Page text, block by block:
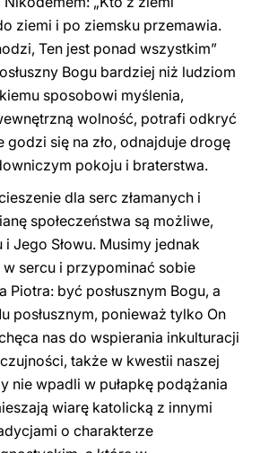
ziemi i po ziemsku przemawia.
Ten jest ponad wszystkim”
Bogu bardziej niż ludziom
sposobowi myślenia,
wolność, potrafi odkryć
godzi się na zło, odnajduje drogę
pokoju i braterstwa.
dla serc złamanych i
społeczeństwa są możliwe,
Jego Słowu. Musimy jednak
sercu i przypominać sobie
Piotra: być posłusznym Bogu, a
posłusznym, ponieważ tylko On
nas do wspierania inkulturacji
także w kwestii naszej
nie wpadli w pułapkę podążania
wiarę katolicką z innymi
o charakterze